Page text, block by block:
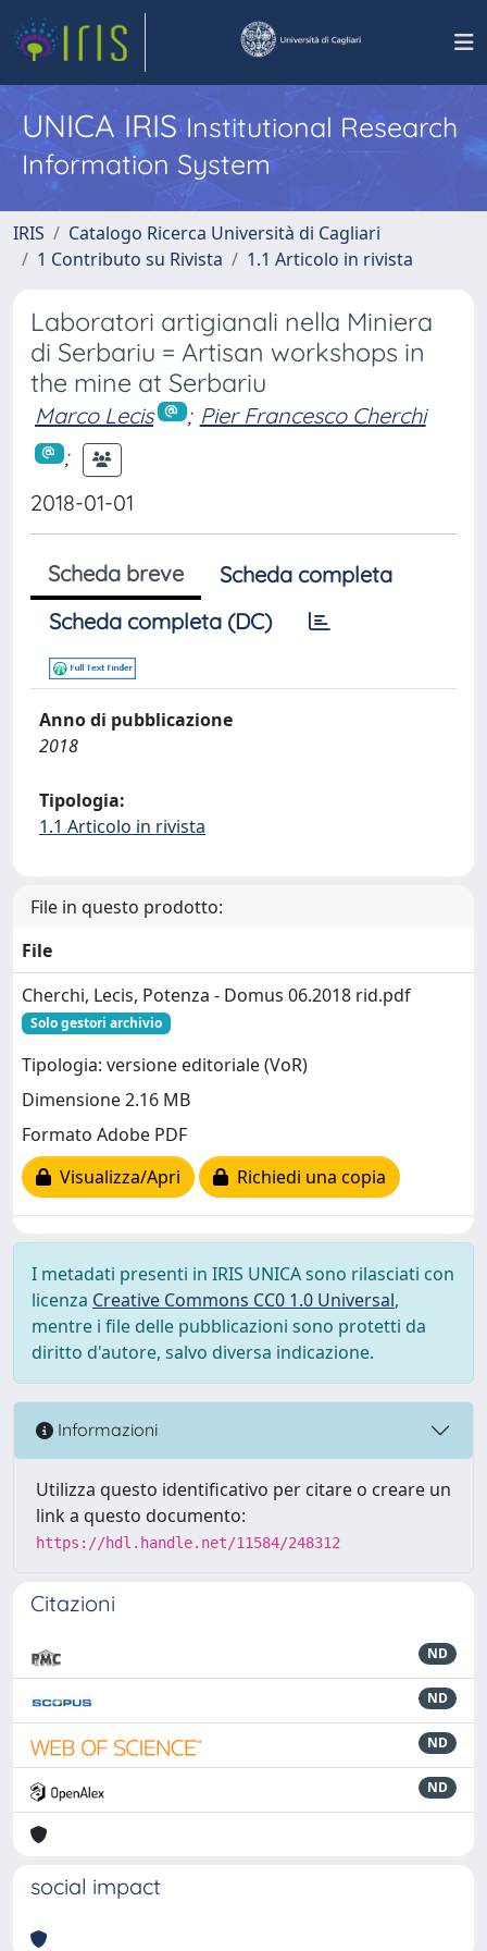
UNICA IRISInstitutional Research
Information System
IRIS
Catalogo Ricerca Università di Cagliari
1 Contributo su Rivista
1.1 Articolo in rivista
Laboratori artigianali nella Miniera
di Serbariu = Artisan workshops in
the mine at Serbariu
Marco Lecis ; Pier Francesco Cherchi
;
2018-01-01
Scheda breve
Scheda completa
Scheda completa (DC)
Anno di pubblicazione
2018
Tipologia:
1.1 Articolo in rivista
File in questo prodotto:
File
Cherchi, Lecis, Potenza - Domus 06.2018 rid.pdf
Solo gestori archivio
Tipologia: versione editoriale (VoR)
Dimensione 2.16 MB
Formato Adobe PDF
Visualizza/Apri
Richiedi una copia
I metadati presenti in IRIS UNICA sono rilasciati con
licenza Creative Commons CC0 1.0 Universal,
mentre i file delle pubblicazioni sono protetti da
diritto d'autore, salvo diversa indicazione.
Informazioni
Utilizza questo identificativo per citare o creare un
link a questo documento:
https://hdl.handle.net/11584/248312
Citazioni
ND
ND
ND
ND
social impact